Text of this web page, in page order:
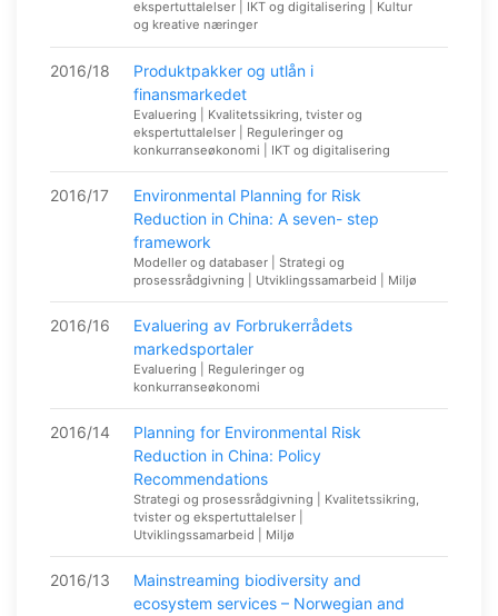
ekspertuttalelser | IKT og digitalisering | Kultur
og kreative næringer
2016/18
Produktpakker og utlån i
finansmarkedet
Evaluering | Kvalitetssikring, tvister og
ekspertuttalelser | Reguleringer og
konkurranseøkonomi | IKT og digitalisering
2016/17
Environmental Planning for Risk
Reduction in China: A seven- step
framework
Modeller og databaser | Strategi og
prosessrådgivning | Utviklingssamarbeid | Miljø
2016/16
Evaluering av Forbrukerrådets
markedsportaler
Evaluering | Reguleringer og
konkurranseøkonomi
2016/14
Planning for Environmental Risk
Reduction in China: Policy
Recommendations
Strategi og prosessrådgivning | Kvalitetssikring,
tvister og ekspertuttalelser |
Utviklingssamarbeid | Miljø
2016/13
Mainstreaming biodiversity and
ecosystem services – Norwegian and